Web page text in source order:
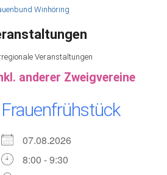
Veranstaltungen
anderer Zweigvereine
Frauenfrühstück
07.08.2026
8:00 - 9:30